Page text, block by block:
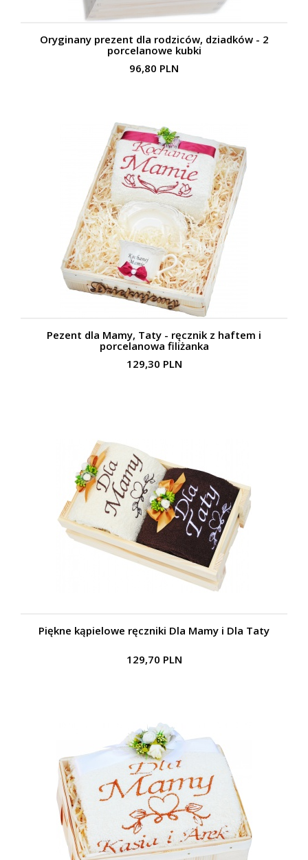
Oryginany prezent dla rodziców, dziadków - 2
porcelanowe kubki
96,80 PLN
Pezent dla Mamy, Taty - ręcznik z haftem i
porcelanowa filiżanka
129,30 PLN
Piękne kąpielowe ręczniki Dla Mamy i Dla Taty
129,70 PLN